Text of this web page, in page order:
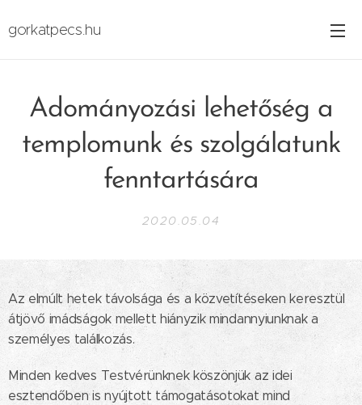
gorkatpecs.hu
Adományozási lehetőség a
templomunk és szolgálatunk
fenntartására
2020.05.04
Az elmúlt hetek távolsága és a közvetítéseken keresztül
átjövő imádságok mellett hiányzik mindannyiunknak a
személyes találkozás.
Minden kedves Testvérünknek köszönjük az idei
esztendőben is nyújtott támogatásotokat mind